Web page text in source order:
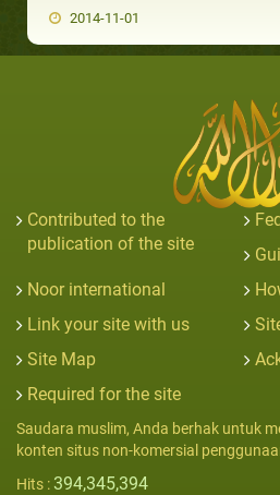
2014-11-01
Contributed to the
publication of the site
Noor international
Link your site with us
Site Map
Required for the site
Saudara muslim, Anda berhak untuk
konten situs non-komersial
Hits : 394,345,394